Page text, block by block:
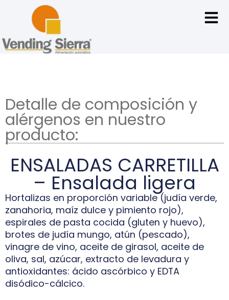
Detalle de composición y
alérgenos en nuestro
producto:
ENSALADAS CARRETILLA
– Ensalada ligera
Hortalizas en proporción variable (judía verde,
zanahoria, maíz dulce y pimiento rojo),
espirales de pasta cocida (gluten y huevo),
brotes de judía mungo, atún (pescado),
vinagre de vino, aceite de girasol, aceite de
oliva, sal, azúcar, extracto de levadura y
antioxidantes: ácido ascórbico y EDTA
disódico-cálcico.